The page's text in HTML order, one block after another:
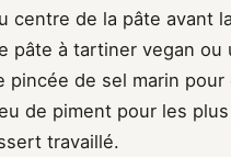
centre de la pâte avant
pâte à tartiner vegan
de sel marin
de piment pour les
travaillé.